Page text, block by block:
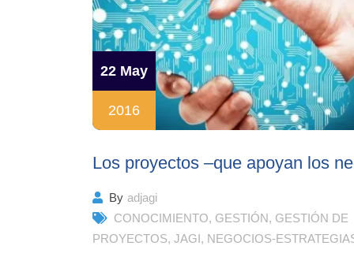
22 May
2016
Los proyectos –que apoyan los
By adjagi
CONOCIMIENTO, GESTIÓN, GESTIÓN DE
PROYECTOS, JAGI, NEGOCIOS-